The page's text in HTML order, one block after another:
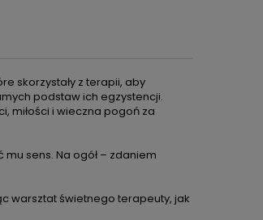
skorzystały z terapii, aby
podstaw ich egzystencji.
miłości i wieczna pogoń za
sens. Na ogół – zdaniem
warsztat świetnego terapeuty, jak